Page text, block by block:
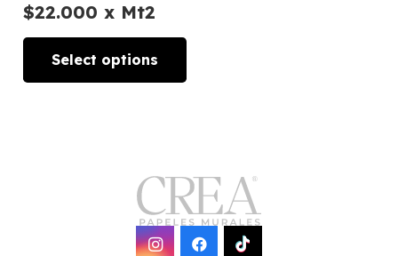
$22.000 x Mt2
Select options